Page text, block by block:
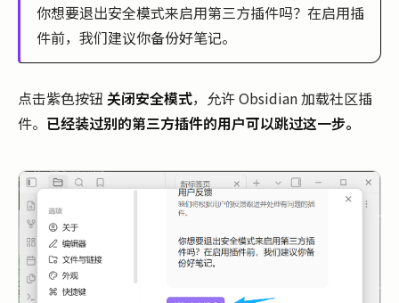
你想要退出安全模式来启用第三方插件吗？在启用插
件前，我们建议你备份好笔记。
点击紫色按钮 关闭安全模式，允许 Obsidian 加载社区插
件。 已经装过别的第三方插件的用户可以跳过这一步。